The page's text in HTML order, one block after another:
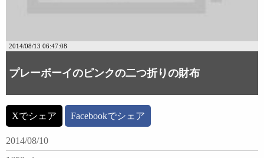
2014/08/13 06:47:08
プレーボーイのピンクの二つ折りの財布
Xでシェア Facebookでシェア
2014/08/10